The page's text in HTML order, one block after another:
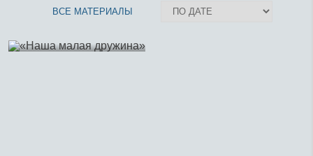
ВСЕ МАТЕРИАЛЫ
«Наша малая